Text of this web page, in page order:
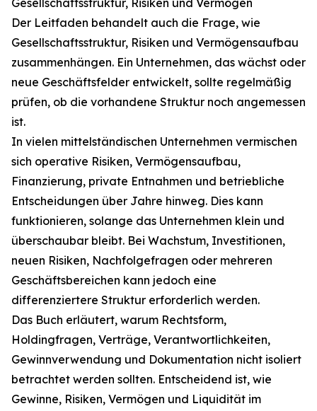
Gesellschaftsstruktur, Risiken und Vermögen
Der Leitfaden behandelt auch die Frage, wie
Gesellschaftsstruktur, Risiken und Vermögensaufbau
zusammenhängen. Ein Unternehmen, das wächst oder
neue Geschäftsfelder entwickelt, sollte regelmäßig
prüfen, ob die vorhandene Struktur noch angemessen
ist.
In vielen mittelständischen Unternehmen vermischen
sich operative Risiken, Vermögensaufbau,
Finanzierung, private Entnahmen und betriebliche
Entscheidungen über Jahre hinweg. Dies kann
funktionieren, solange das Unternehmen klein und
überschaubar bleibt. Bei Wachstum, Investitionen,
neuen Risiken, Nachfolgefragen oder mehreren
Geschäftsbereichen kann jedoch eine
differenziertere Struktur erforderlich werden.
Das Buch erläutert, warum Rechtsform,
Holdingfragen, Verträge, Verantwortlichkeiten,
Gewinnverwendung und Dokumentation nicht isoliert
betrachtet werden sollten. Entscheidend ist, wie
Gewinne, Risiken, Vermögen und Liquidität im